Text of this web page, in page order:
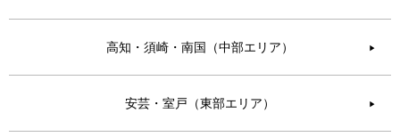
高知・須崎・南国（中部エリア） ▶︎
安芸・室戸（東部エリア） ▶︎